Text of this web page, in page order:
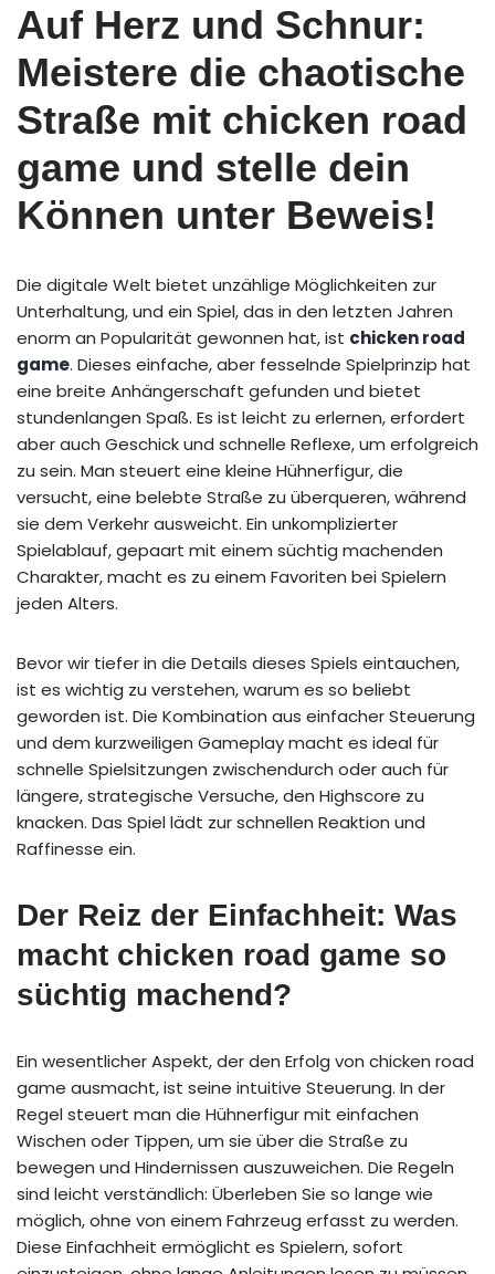
Auf Herz und Schnur:
Meistere die chaotische
Straße mit chicken road
game und stelle dein
Können unter Beweis!
Die digitale Welt bietet unzählige Möglichkeiten zur
Unterhaltung, und ein Spiel, das in den letzten Jahren
enorm an Popularität gewonnen hat, ist chicken road
game. Dieses einfache, aber fesselnde Spielprinzip hat
eine breite Anhängerschaft gefunden und bietet
stundenlangen Spaß. Es ist leicht zu erlernen, erfordert
aber auch Geschick und schnelle Reflexe, um erfolgreich
zu sein. Man steuert eine kleine Hühnerfigur, die
versucht, eine belebte Straße zu überqueren, während
sie dem Verkehr ausweicht. Ein unkomplizierter
Spielablauf, gepaart mit einem süchtig machenden
Charakter, macht es zu einem Favoriten bei Spielern
jeden Alters.
Bevor wir tiefer in die Details dieses Spiels eintauchen,
ist es wichtig zu verstehen, warum es so beliebt
geworden ist. Die Kombination aus einfacher Steuerung
und dem kurzweiligen Gameplay macht es ideal für
schnelle Spielsitzungen zwischendurch oder auch für
längere, strategische Versuche, den Highscore zu
knacken. Das Spiel lädt zur schnellen Reaktion und
Raffinesse ein.
Der Reiz der Einfachheit: Was
macht chicken road game so
süchtig machend?
Ein wesentlicher Aspekt, der den Erfolg von chicken road
game ausmacht, ist seine intuitive Steuerung. In der
Regel steuert man die Hühnerfigur mit einfachen
Wischen oder Tippen, um sie über die Straße zu
bewegen und Hindernissen auszuweichen. Die Regeln
sind leicht verständlich: Überleben Sie so lange wie
möglich, ohne von einem Fahrzeug erfasst zu werden.
Diese Einfachheit ermöglicht es Spielern, sofort